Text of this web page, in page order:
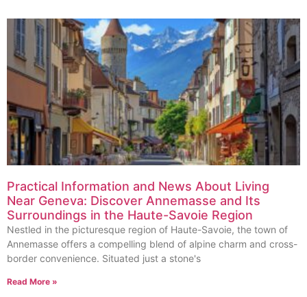
Practical Information and News About Living
Near Geneva: Discover Annemasse and Its
Surroundings in the Haute-Savoie Region
Nestled in the picturesque region of Haute-Savoie, the town of
Annemasse offers a compelling blend of alpine charm and cross-
border convenience. Situated just a stone's
Read More »